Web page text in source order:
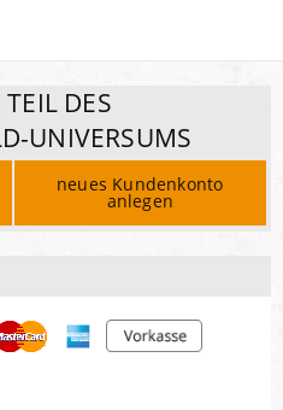
DES
UNIVERSUMS
neues Kundenkonto
anlegen